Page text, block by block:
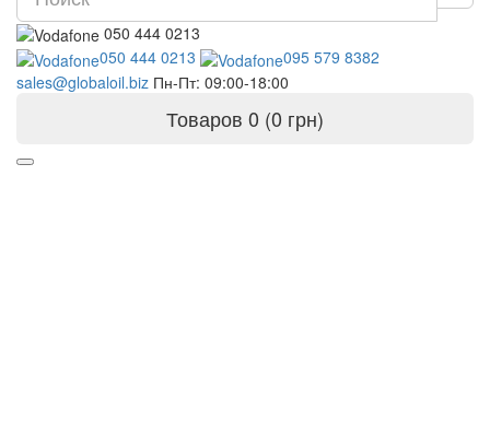
050 444 0213
050 444 0213
095 579 8382
sales@globaloil.biz Пн-Пт: 09:00-18:00
Товаров 0 (0 грн)